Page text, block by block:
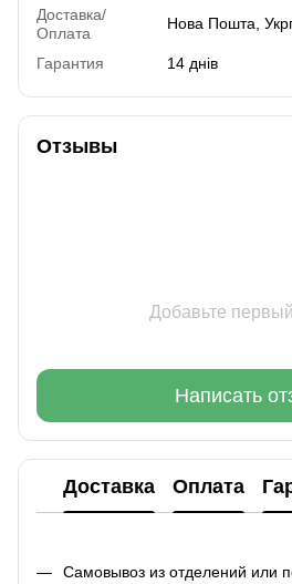
Доставка/
Оплата
Нова Пошта,
Гарантия 14 днів
Отзывы
Добавьте
Написать
Доставка Оплата
Самовывоз из отделений или